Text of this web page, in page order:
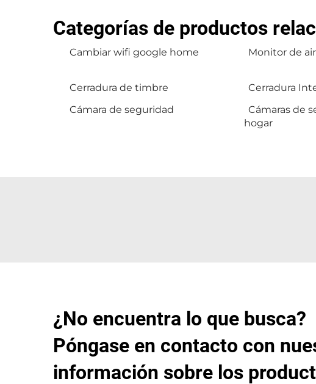
Categorías de productos
Cambiar wifi google home Monitor de
Cerradura de timbre
Cerradura
Cámara de seguridad
Cámaras de
hogar
¿No encuentra lo que busca?
Póngase en contacto con
información sobre los